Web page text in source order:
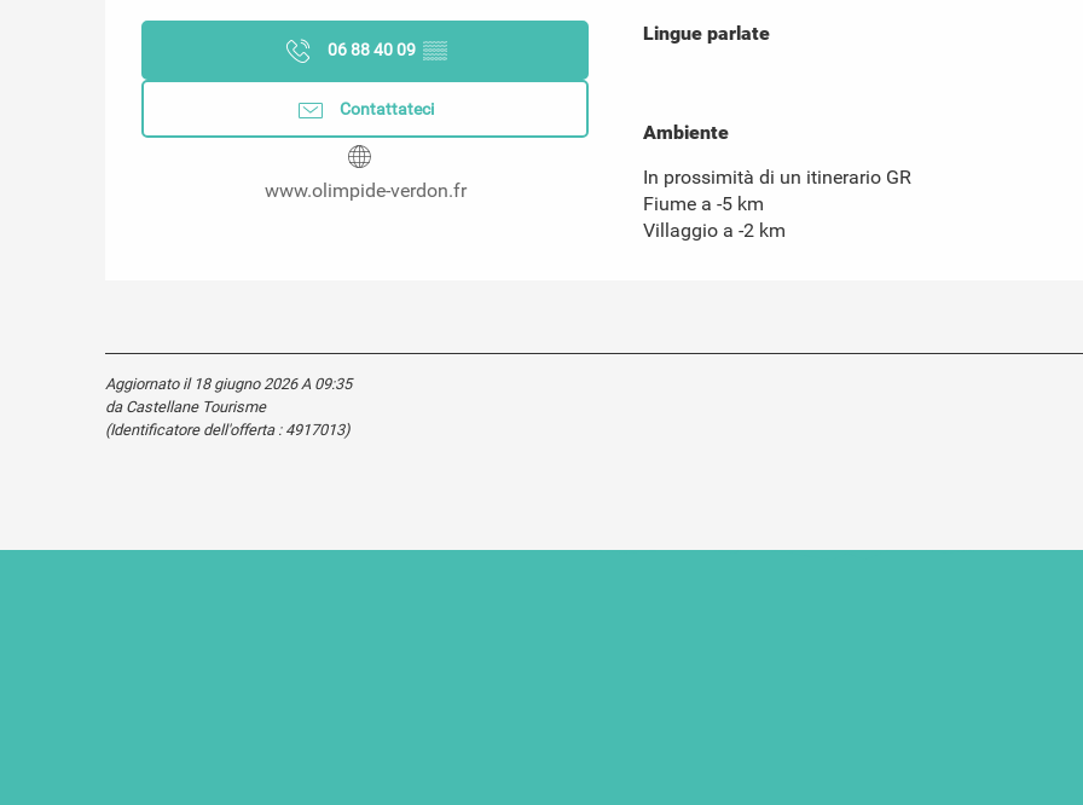
06 88 40 09 ▒▒
Contattateci
www.olimpide-verdon.fr
Lingue parlate
Lingue parlate
Ambiente
Ambiente
In prossimità di un itinerario GR
Fiume a -5 km
Villaggio a -2 km
Aggiornato il 18 giugno 2026 A 09:35
da Castellane Tourisme
(Identificatore dell'offerta : 4917013)